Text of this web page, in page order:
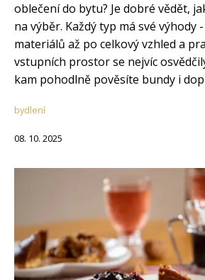
oblečení do bytu? Je dobré vědět,
na výběr. Každý typ má své výhody
materiálů až po celkový vzhled a
vstupních prostor se nejvíc
kam pohodlně pověsíte bundy i
bydlení
08. 10. 2025